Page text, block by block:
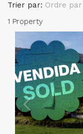
1 Property
Trier par: Ordre